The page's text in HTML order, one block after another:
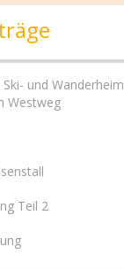
und Wanderheim
Westweg
Teil 2